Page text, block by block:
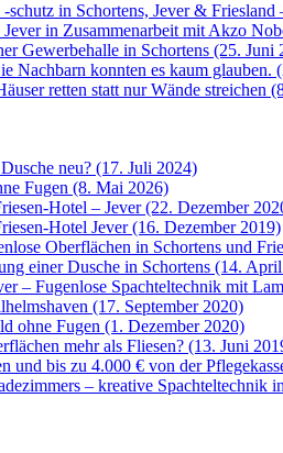
-schutz in Schortens, Jever &
Jever in Zusammenarbeit mit Akzo
Gewerbehalle in Schortens (25. Juni
Nachbarn konnten es kaum glauben.
retten statt nur Wände streichen
neu? (17. Juli 2024)
Fugen (8. Mai 2026)
Hotel – Jever (22. Dezember
Hotel Jever (16. Dezember 2019)
Oberflächen in Schortens und
einer Dusche in Schortens (14.
– Fugenlose Spachteltechnik mit
(17. September 2020)
ohne Fugen (1. Dezember 2020)
mehr als Fliesen? (13. Juni
und bis zu 4.000 € von der
– kreative Spachteltechnik